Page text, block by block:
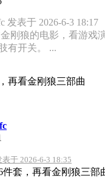
发表于 2026-6-3 18:17
刚狼的电影，看游戏
有开关。 ...
再看金刚狼三部曲
表于 2026-6-3 18:35
套，再看金刚狼三部